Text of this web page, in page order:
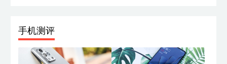
手机测评